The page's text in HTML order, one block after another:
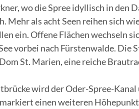
wo die Spree idyllisch in den
Mehr als acht Seen reihen sich
ein. Offene Flächen wechseln
vorbei nach Fürstenwalde.
St. Marien, eine reiche
wird der Oder-Spree-
einen weiteren